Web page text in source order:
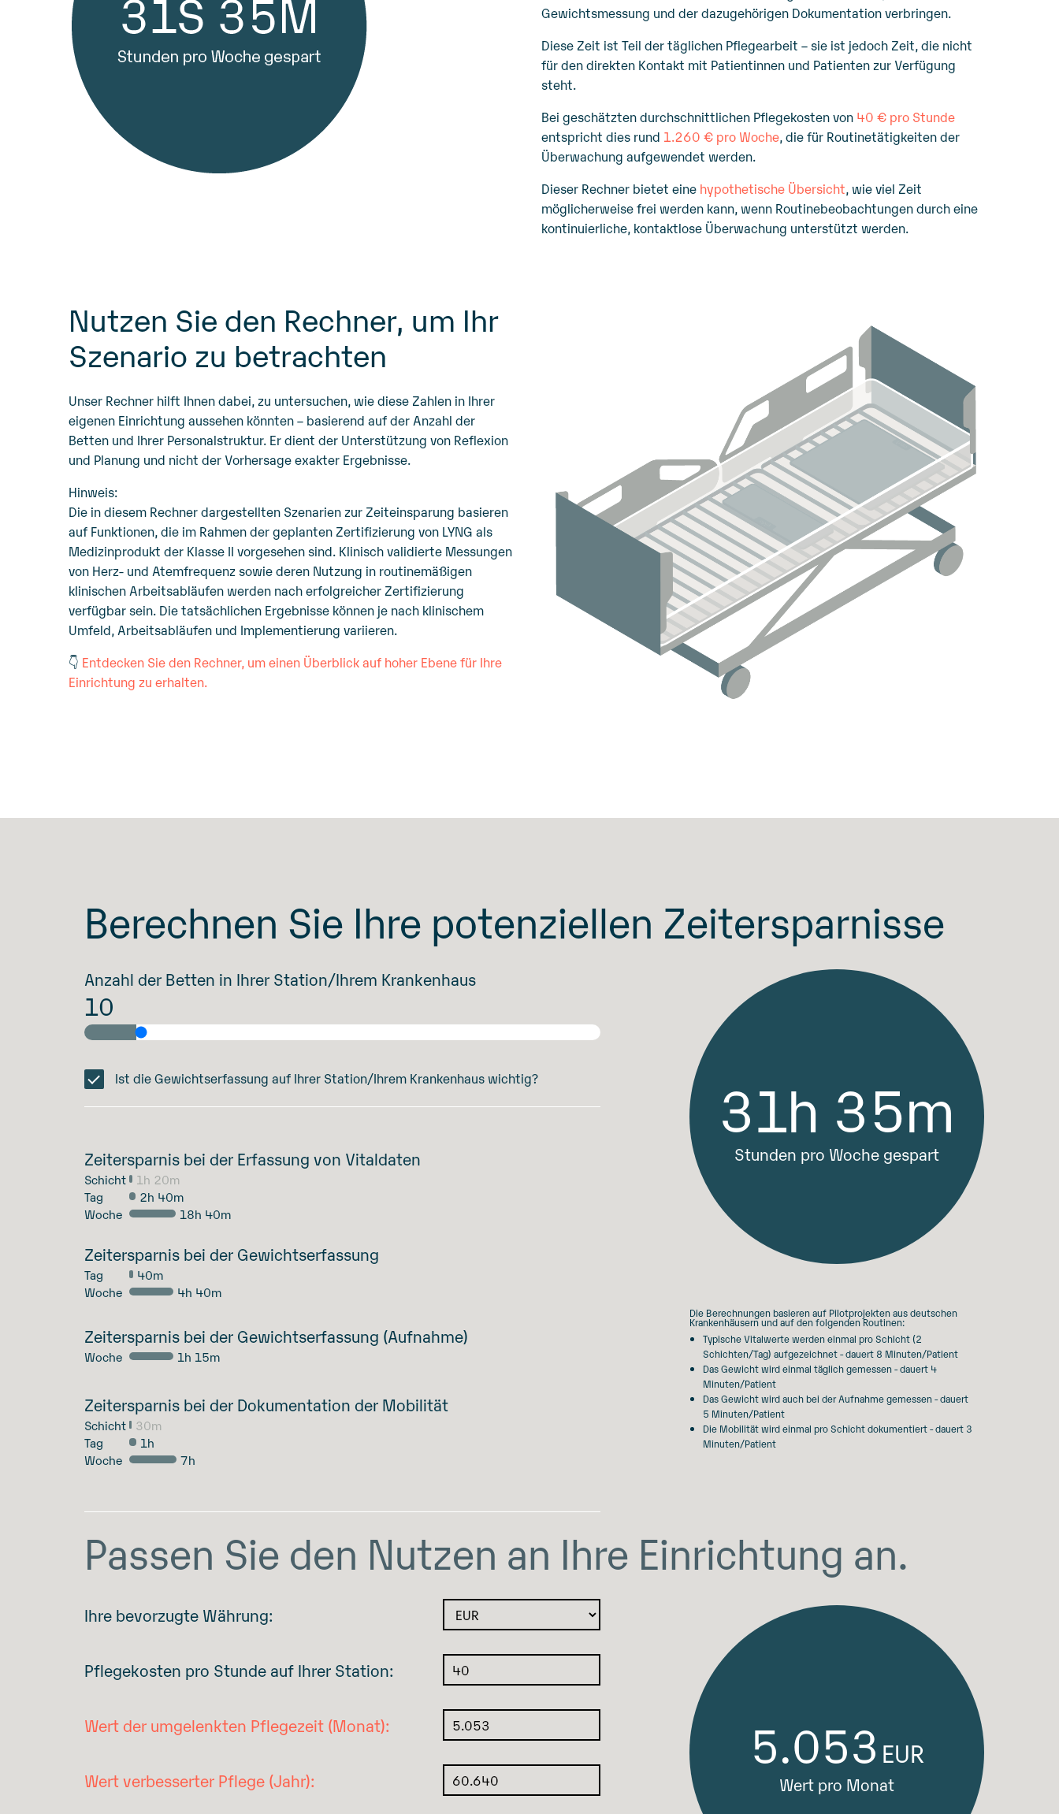
Gewichtsmessung und der dazugehörigen Dokumentation verbringen.
Diese Zeit ist Teil der täglichen Pflegearbeit – sie ist jedoch Zeit, die nicht
für den direkten Kontakt mit Patientinnen und Patienten zur Verfügung
steht.
Bei geschätzten durchschnittlichen Pflegekosten von 40 € pro Stunde
entspricht dies rund 1.260 € pro Woche, die für Routinetätigkeiten der
Überwachung aufgewendet werden.
Dieser Rechner bietet eine hypothetische Übersicht, wie viel Zeit
möglicherweise frei werden kann, wenn Routinebeobachtungen durch eine
kontinuierliche, kontaktlose Überwachung unterstützt werden.
Nutzen Sie den Rechner, um Ihr
Szenario zu betrachten
Unser Rechner hilft Ihnen dabei, zu untersuchen, wie diese Zahlen in Ihrer
eigenen Einrichtung aussehen könnten – basierend auf der Anzahl der
Betten und Ihrer Personalstruktur. Er dient der Unterstützung von Reflexion
und Planung und nicht der Vorhersage exakter Ergebnisse.
Hinweis:
Die in diesem Rechner dargestellten Szenarien zur Zeiteinsparung basieren
auf Funktionen, die im Rahmen der geplanten Zertifizierung von LYNG als
Medizinprodukt der Klasse II vorgesehen sind. Klinisch validierte Messungen
von Herz- und Atemfrequenz sowie deren Nutzung in routinemäßigen
klinischen Arbeitsabläufen werden nach erfolgreicher Zertifizierung
verfügbar sein. Die tatsächlichen Ergebnisse können je nach klinischem
Umfeld, Arbeitsabläufen und Implementierung variieren.
👇 Entdecken Sie den Rechner, um einen Überblick auf hoher Ebene für Ihre
Einrichtung zu erhalten.
Berechnen Sie Ihre potenziellen Zeitersparnisse
Anzahl der Betten in Ihrer Station/Ihrem Krankenhaus
10
Ist die Gewichtserfassung auf Ihrer Station/Ihrem Krankenhaus wichtig?
Zeitersparnis bei der Erfassung von Vitaldaten
Schicht
1h 20m
Tag
2h 40m
Woche
18h 40m
Zeitersparnis bei der Gewichtserfassung
Tag
40m
Woche
4h 40m
Zeitersparnis bei der Gewichtserfassung (Aufnahme)
Woche 1h 15m
Zeitersparnis bei der Dokumentation der Mobilität
Schicht
30m
Tag
1h
Woche
7h
31h 35m
Stunden pro Woche gespart
Die Berechnungen basieren auf Pilotprojekten aus deutschen
Krankenhäusern und auf den folgenden Routinen:
Typische Vitalwerte werden einmal pro Schicht (2
Schichten/Tag) aufgezeichnet - dauert 8 Minuten/Patient
Das Gewicht wird einmal täglich gemessen - dauert 4
Minuten/Patient
Das Gewicht wird auch bei der Aufnahme gemessen - dauert
5 Minuten/Patient
Die Mobilität wird einmal pro Schicht dokumentiert - dauert 3
Minuten/Patient
Passen Sie den Nutzen an Ihre Einrichtung an.
Ihre bevorzugte Währung:
Pflegekosten pro Stunde auf Ihrer Station:
Wert der umgelenkten Pflegezeit (Monat): 5.053
Wert verbesserter Pflege (Jahr): 60.640
5.053 EUR
Wert pro Monat